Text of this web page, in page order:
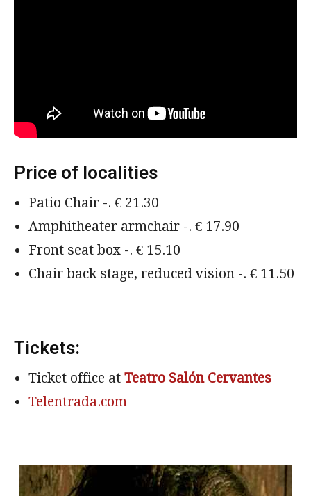
Price of localities
Patio Chair -. € 21.30
Amphitheater armchair -. € 17.90
Front seat box -. € 15.10
Chair back stage, reduced vision -. € 11.50
Tickets:
Ticket office at Teatro Salón Cervantes
Telentrada.com